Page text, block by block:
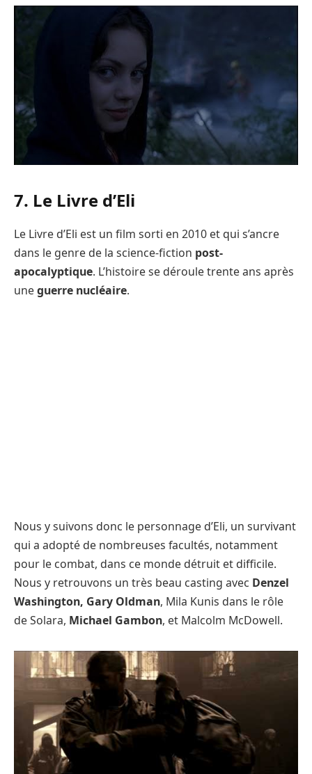
7. Le Livre d’Eli
Le Livre d’Eli est un film sorti en 2010 et qui s’ancre
dans le genre de la science-fiction post-
apocalyptique. L’histoire se déroule trente ans après
uneguerre nucléaire.
Nous y suivons donc le personnage d’Eli, un survivant
qui a adopté de nombreuses facultés, notamment
pour le combat, dans ce monde détruit et difficile.
Nous y retrouvons un très beau casting avec Denzel
Washington, Gary Oldman, Mila Kunis dans le rôle
de Solara, Michael Gambon, et Malcolm McDowell.